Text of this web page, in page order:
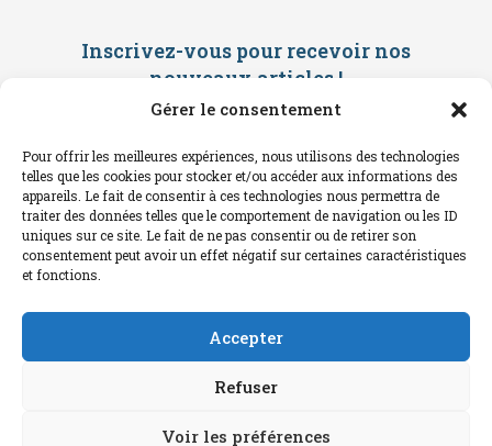
Gérer le consentement
Pour offrir les meilleures expériences, nous utilisons des technologies
telles que les cookies pour stocker et/ou accéder aux informations des
appareils. Le fait de consentir à ces technologies nous permettra de
traiter des données telles que le comportement de navigation ou les ID
uniques sur ce site. Le fait de ne pas consentir ou de retirer son
consentement peut avoir un effet négatif sur certaines caractéristiques
et fonctions.
Accepter
Refuser
Voir les préférences
Inscrivez-vous pour recevoir nos
nouveaux articles !
Saisissez ci-dessous votre adresse
confirmation par mail. Consultez vos
spams !